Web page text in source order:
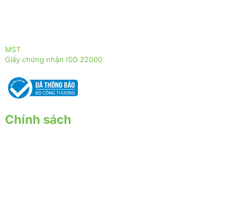
MST: 0317255399
Giấy chứng nhận ISO 22000: 2018 - ISOQ.4244-FSMS
Chính sách